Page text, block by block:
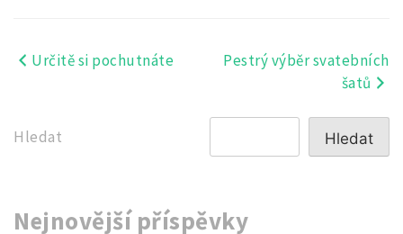
Navigace
příspěvek
Určitě si pochutnáte
Pestrý výběr svatebních
šatů
Hledat Hledat
Nejnovější příspěvky